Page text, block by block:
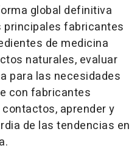
global definitiva
principales fabricantes
de medicina
naturales, evaluar
para las necesidades
con fabricantes
aprender y
de las tendencias en